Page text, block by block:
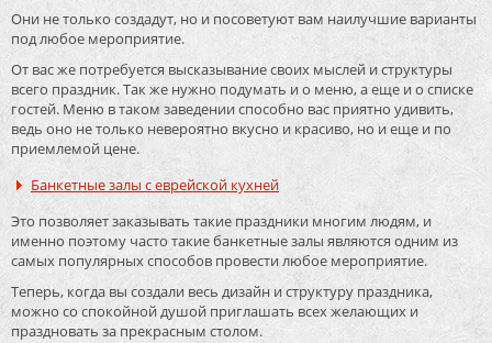
Они не только создадут, но и посоветуют вам наилучшие варианты
под любое мероприятие.
От вас же потребуется высказывание своих мыслей и структуры
всего праздник. Так же нужно подумать и о меню, а еще и о списке
гостей. Меню в таком заведении способно вас приятно удивить,
ведь оно не только невероятно вкусно и красиво, но и еще и по
приемлемой цене.
Банкетные залы с еврейской кухней
Это позволяет заказывать такие праздники многим людям, и
именно поэтому часто такие банкетные залы являются одним из
самых популярных способов провести любое мероприятие.
Теперь, когда вы создали весь дизайн и структуру праздника,
можно со спокойной душой приглашать всех желающих и
праздновать за прекрасным столом.